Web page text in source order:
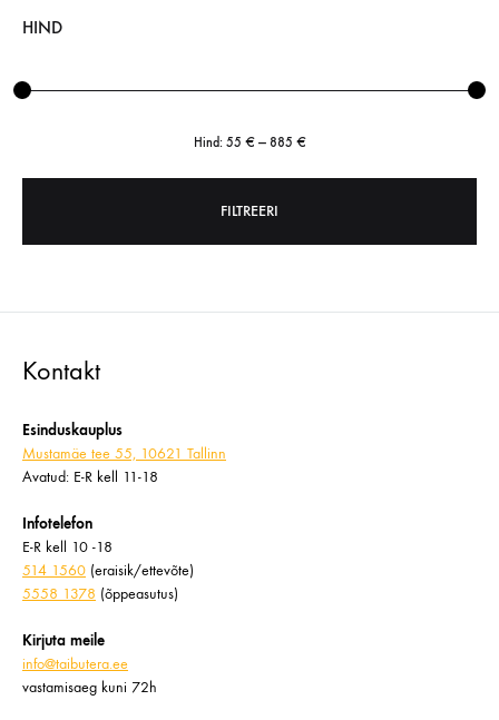
HIND
FILTREERI
Hind: 55 €— 885 €
Kontakt
Esinduskauplus
Mustamäe tee 55, 10621 Tallinn
Avatud: E-R kell 11-18
Infotelefon
E-R kell 10 -18
514 1560 (eraisik/ettevõte)
5558 1378 (õppeasutus)
Kirjuta meile
info@taibutera.ee
vastamisaeg kuni 72h